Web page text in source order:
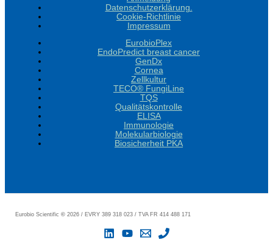
Datenschutzerklärung.
Cookie-Richtlinie
Impressum
EurobioPlex
EndoPredict breast cancer
GenDx
Cornea
Zellkultur
TECO® FungiLine
TQS
Qualitätskontrolle
ELISA
Immunologie
Molekularbiologie
Biosicherheit PKA
Eurobio Scientific© 2026 / EVRY 389 318 023 / TVA FR 414 488 171